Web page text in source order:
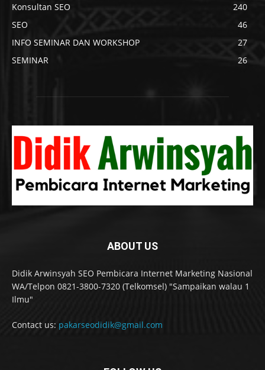
Konsultan SEO
240
SEO
46
INFO SEMINAR DAN WORKSHOP
27
SEMINAR
26
ABOUT US
Didik Arwinsyah SEO Pembicara Internet Marketing Nasional
WA/Telpon 0821-3800-7320 (Telkomsel) "Sampaikan walau 1
Ilmu"
Contact us: pakarseodidik@gmail.com